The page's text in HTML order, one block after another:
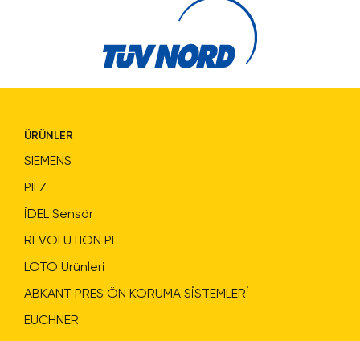
ÜRÜNLER
SIEMENS
PILZ
İDEL Sensör
REVOLUTION PI
LOTO Ürünleri
ABKANT PRES ÖN KORUMA SİSTEMLERİ
EUCHNER